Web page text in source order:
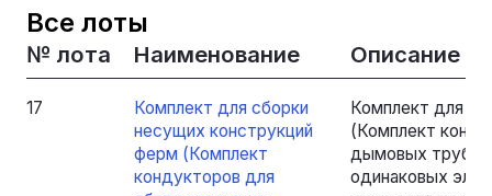
Все лоты
№ лота Наименование Описание
17
Комплект для сборки
несущих конструкций
ферм (Комплект
кондукторов для
Комплект для
(Комплект
дымовых труб)
одинаковых